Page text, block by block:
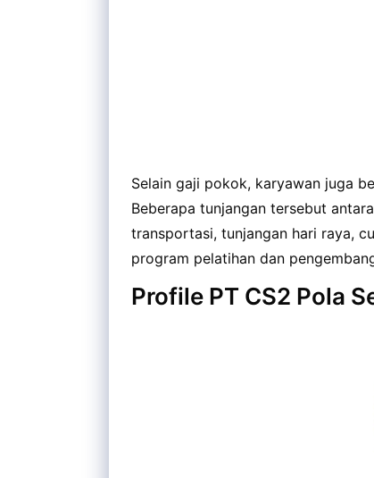
Selain gaji pokok, karyawan juga
Beberapa tunjangan tersebut
transportasi, tunjangan hari raya,
program pelatihan dan
Profile PT CS2 Pola